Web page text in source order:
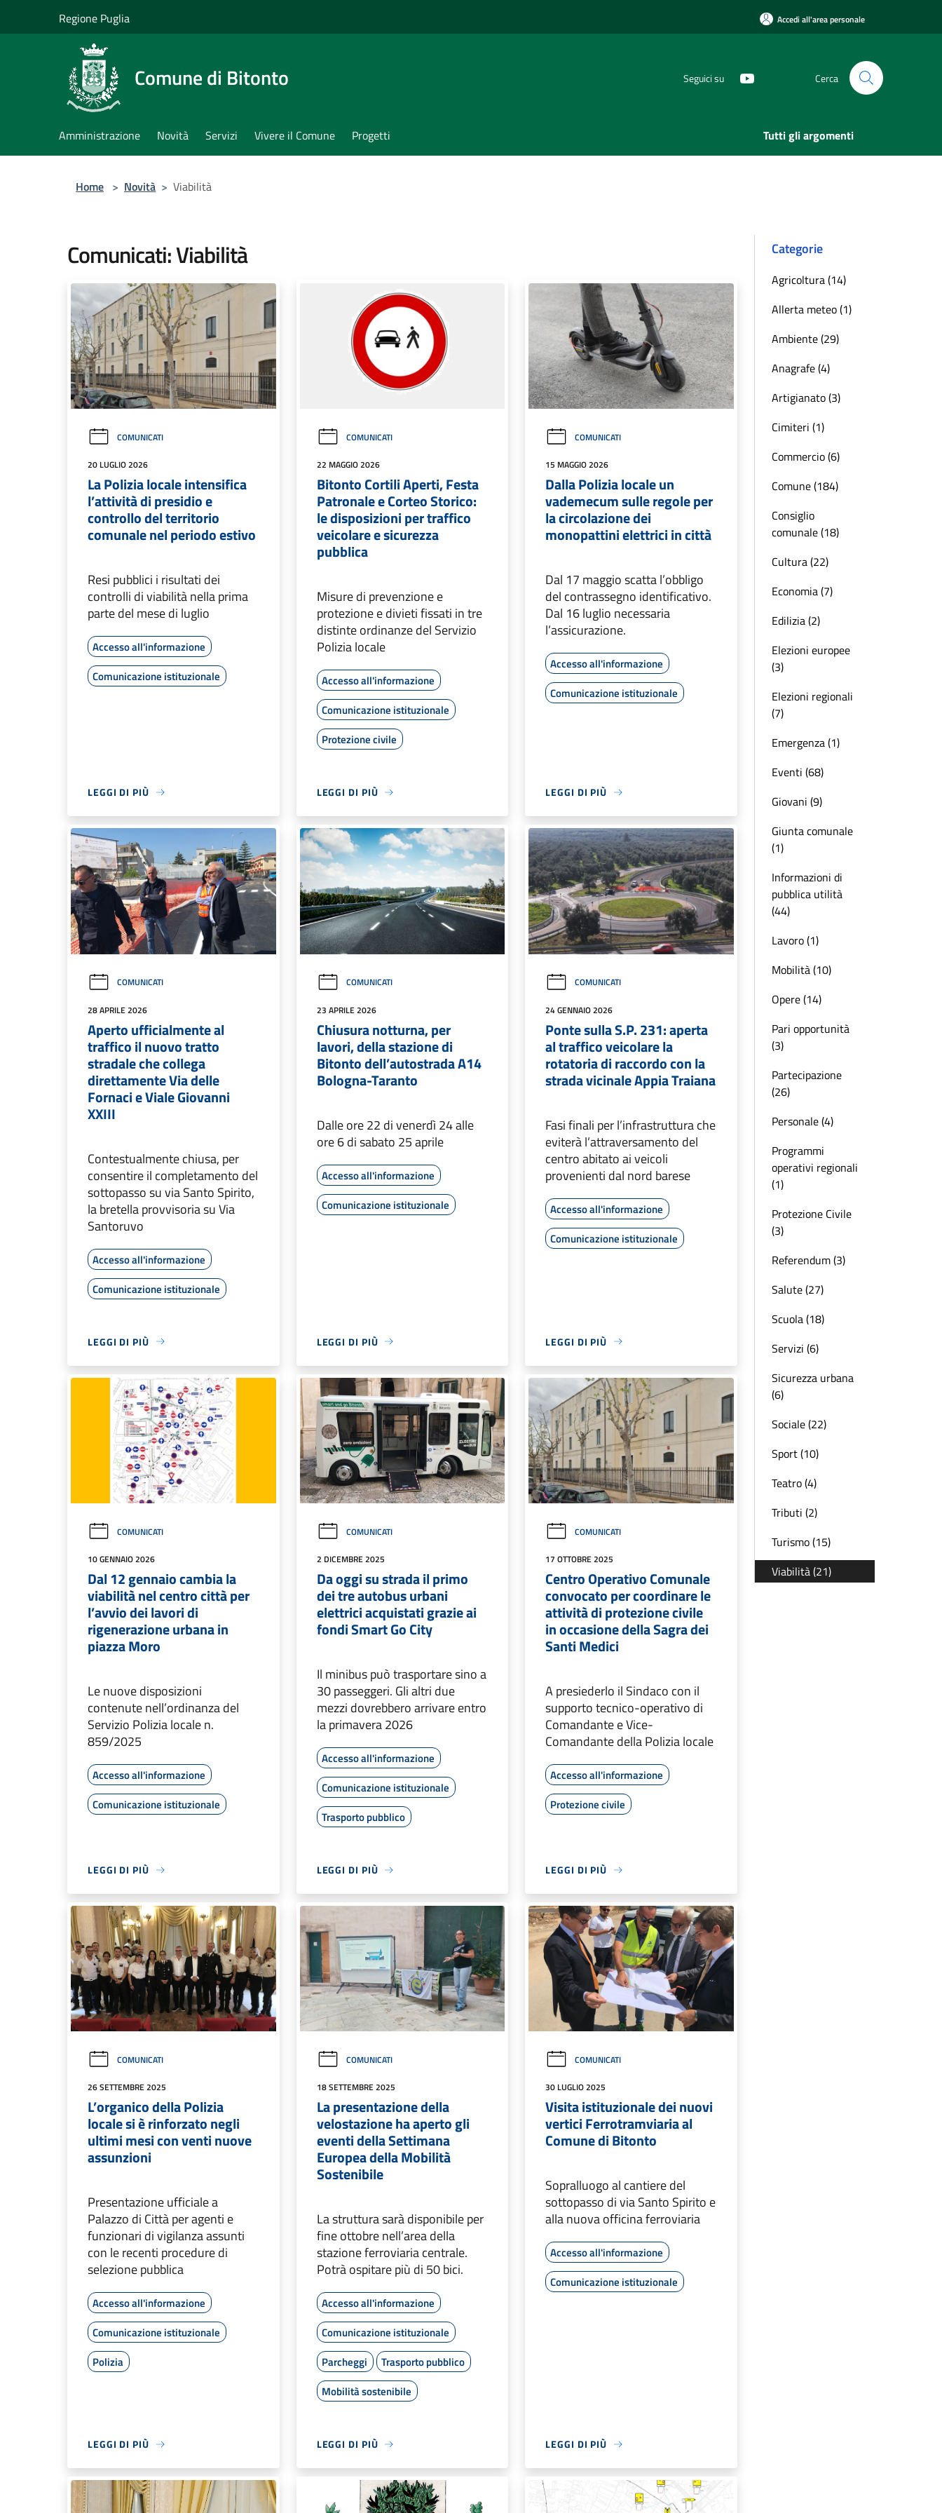
Regione Puglia Accedi all'area personale
Comune di Bitonto Seguici su Cerca
Amministrazione Novità Servizi Vivere il Comune Progetti Tutti gli argomenti
Home > Novità > Viabilità
Comunicati: Viabilità
COMUNICATI
20 LUGLIO 2026
La Polizia locale intensifica
l’attività di presidio e
controllo del territorio
comunale nel periodo estivo
Resi pubblici i risultati dei
controlli di viabilità nella prima
parte del mese di luglio
Accesso all'informazione
Comunicazione istituzionale
LEGGI DI PIÙ
COMUNICATI
22 MAGGIO 2026
Bitonto Cortili Aperti, Festa
Patronale e Corteo Storico:
le disposizioni per traffico
veicolare e sicurezza
pubblica
Misure di prevenzione e
protezione e divieti fissati in tre
distinte ordinanze del Servizio
Polizia locale
Accesso all'informazione
Comunicazione istituzionale
Protezione civile
LEGGI DI PIÙ
COMUNICATI
15 MAGGIO 2026
Dalla Polizia locale un
vademecum sulle regole per
la circolazione dei
monopattini elettrici in città
Dal 17 maggio scatta l’obbligo
del contrassegno identificativo.
Dal 16 luglio necessaria
l’assicurazione.
Accesso all'informazione
Comunicazione istituzionale
LEGGI DI PIÙ
COMUNICATI
28 APRILE 2026
Aperto ufficialmente al
traffico il nuovo tratto
stradale che collega
direttamente Via delle
Fornaci e Viale Giovanni
XXIII
Contestualmente chiusa, per
consentire il completamento del
sottopasso su via Santo Spirito,
la bretella provvisoria su Via
Santoruvo
Accesso all'informazione
Comunicazione istituzionale
LEGGI DI PIÙ
COMUNICATI
23 APRILE 2026
Chiusura notturna, per
lavori, della stazione di
Bitonto dell’autostrada A14
Bologna-Taranto
Dalle ore 22 di venerdì 24 alle
ore 6 di sabato 25 aprile
Accesso all'informazione
Comunicazione istituzionale
LEGGI DI PIÙ
COMUNICATI
24 GENNAIO 2026
Ponte sulla S.P. 231: aperta
al traffico veicolare la
rotatoria di raccordo con la
strada vicinale Appia Traiana
Fasi finali per l’infrastruttura che
eviterà l’attraversamento del
centro abitato ai veicoli
provenienti dal nord barese
Accesso all'informazione
Comunicazione istituzionale
LEGGI DI PIÙ
COMUNICATI
10 GENNAIO 2026
Dal 12 gennaio cambia la
viabilità nel centro città per
l’avvio dei lavori di
rigenerazione urbana in
piazza Moro
Le nuove disposizioni
contenute nell’ordinanza del
Servizio Polizia locale n.
859/2025
Accesso all'informazione
Comunicazione istituzionale
LEGGI DI PIÙ
COMUNICATI
2 DICEMBRE 2025
Da oggi su strada il primo
dei tre autobus urbani
elettrici acquistati grazie ai
fondi Smart Go City
Il minibus può trasportare sino a
30 passeggeri. Gli altri due
mezzi dovrebbero arrivare entro
la primavera 2026
Accesso all'informazione
Comunicazione istituzionale
Trasporto pubblico
LEGGI DI PIÙ
COMUNICATI
17 OTTOBRE 2025
Centro Operativo Comunale
convocato per coordinare le
attività di protezione civile
in occasione della Sagra dei
Santi Medici
A presiederlo il Sindaco con il
supporto tecnico-operativo di
Comandante e Vice-
Comandante della Polizia locale
Accesso all'informazione
Protezione civile
LEGGI DI PIÙ
COMUNICATI
26 SETTEMBRE 2025
L’organico della Polizia
locale si è rinforzato negli
ultimi mesi con venti nuove
assunzioni
Presentazione ufficiale a
Palazzo di Città per agenti e
funzionari di vigilanza assunti
con le recenti procedure di
selezione pubblica
Accesso all'informazione
Comunicazione istituzionale
Polizia
LEGGI DI PIÙ
COMUNICATI
18 SETTEMBRE 2025
La presentazione della
velostazione ha aperto gli
eventi della Settimana
Europea della Mobilità
Sostenibile
La struttura sarà disponibile per
fine ottobre nell’area della
stazione ferroviaria centrale.
Potrà ospitare più di 50 bici.
Accesso all'informazione
Comunicazione istituzionale
Parcheggi
Trasporto pubblico
Mobilità sostenibile
LEGGI DI PIÙ
COMUNICATI
30 LUGLIO 2025
Visita istituzionale dei nuovi
vertici Ferrotramviaria al
Comune di Bitonto
Sopralluogo al cantiere del
sottopasso di via Santo Spirito e
alla nuova officina ferroviaria
Accesso all'informazione
Comunicazione istituzionale
LEGGI DI PIÙ
Categorie
Agricoltura (14)
Allerta meteo (1)
Ambiente (29)
Anagrafe (4)
Artigianato (3)
Cimiteri (1)
Commercio (6)
Comune (184)
Consiglio
comunale (18)
Cultura (22)
Economia (7)
Edilizia (2)
Elezioni europee
(3)
Elezioni regionali
(7)
Emergenza (1)
Eventi (68)
Giovani (9)
Giunta comunale
(1)
Informazioni di
pubblica utilità
(44)
Lavoro (1)
Mobilità (10)
Opere (14)
Pari opportunità
(3)
Partecipazione
(26)
Personale (4)
Programmi
operativi regionali
(1)
Protezione Civile
(3)
Referendum (3)
Salute (27)
Scuola (18)
Servizi (6)
Sicurezza urbana
(6)
Sociale (22)
Sport (10)
Teatro (4)
Tributi (2)
Turismo (15)
Viabilità (21)